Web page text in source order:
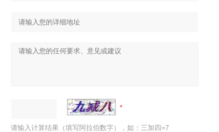
请输入计算结果（填写阿拉伯数字），如：三加四=7